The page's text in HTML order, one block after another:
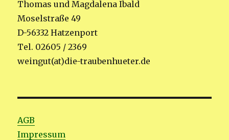
Thomas und Magdalena Ibald
Moselstraße 49
D-56332 Hatzenport
Tel. 02605 / 2369
weingut(at)die-traubenhueter.de
AGB
Impressum